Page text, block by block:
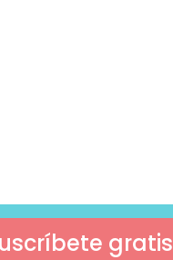
gratis